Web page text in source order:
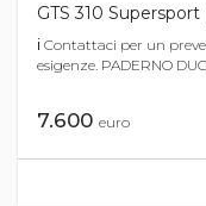
GTS 310 Supersport
ℹ Contattaci per un
esigenze. PADERNO
7.600 euro